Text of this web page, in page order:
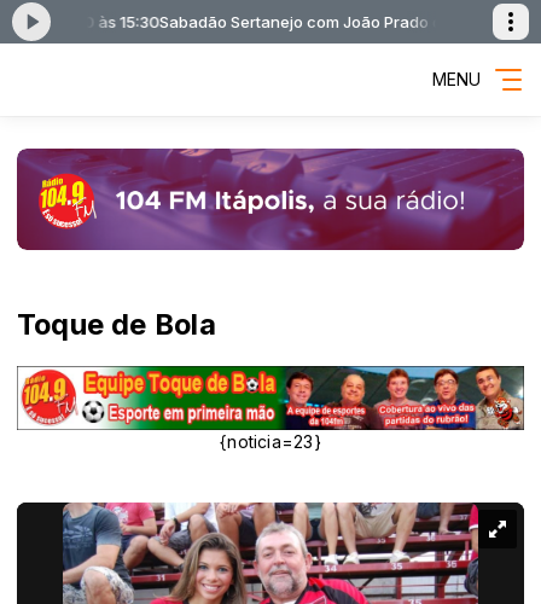
das 12:30 às 15:30Sabadão Sertanejo com João Prado das 12:30 às
MENU
Toque de Bola
{noticia=23}